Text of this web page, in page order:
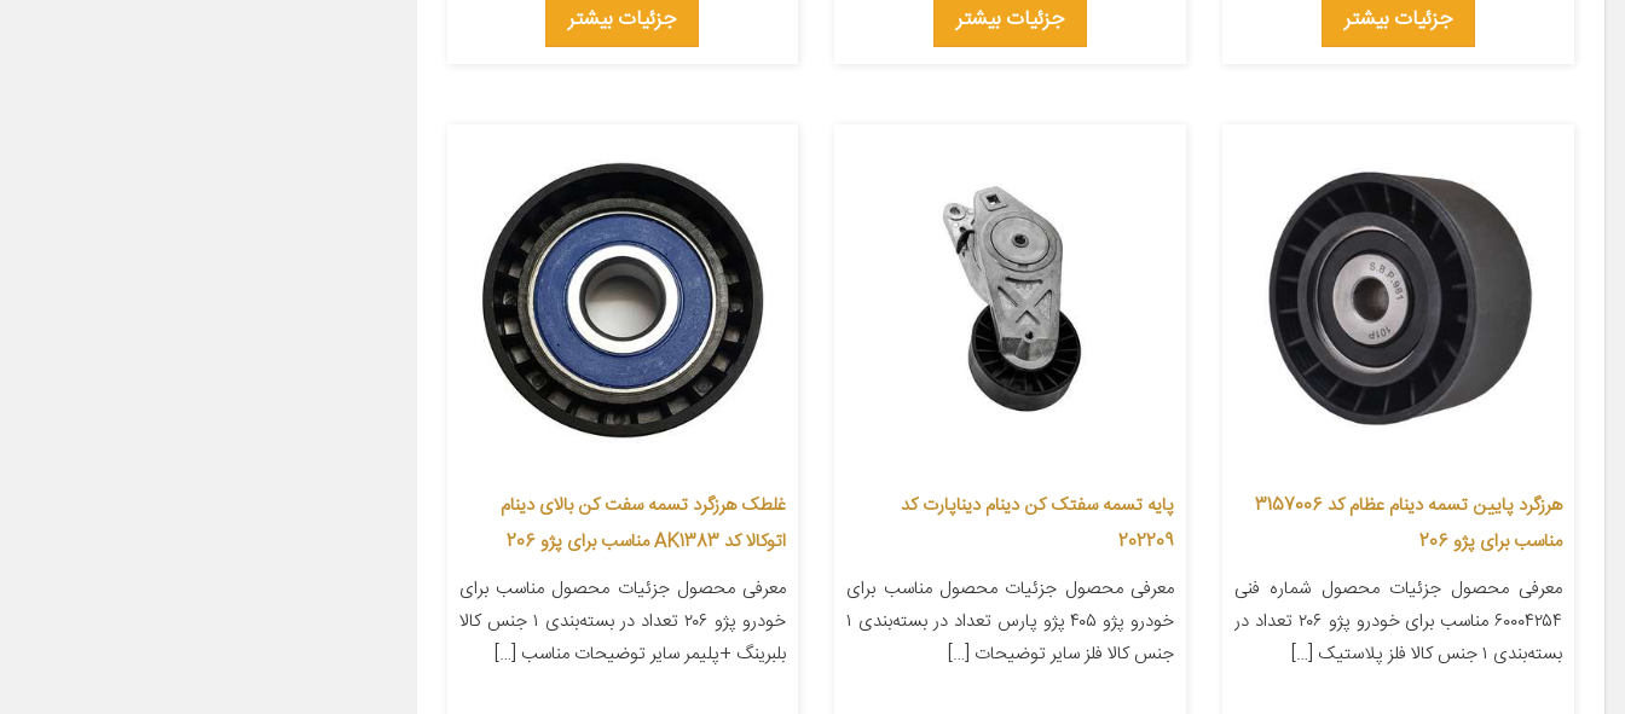
جزئیات بیشتر جزئیات بیشتر جزئیات بیشتر
هرزگرد پایین تسمه دینام عظام کد 3157006
مناسب برای پژو 206
معرفی محصول جزئیات محصول شماره فنی
۶۰۰۰۴۲۵۴ مناسب برای خودرو پژو ۲۰۶ تعداد در
بسته‌بندی ۱ جنس کالا فلز پلاستیک […]
پایه تسمه سفتک کن دینام دیناپارت کد
202209
معرفی محصول جزئیات محصول مناسب برای
خودرو پژو ۴۰۵ پژو پارس تعداد در بسته‌بندی ۱
جنس کالا فلز سایر توضیحات […]
غلطک هرزگرد تسمه سفت کن بالای دینام
اتوکالا کد AK1383 مناسب برای پژو 206
معرفی محصول جزئیات محصول مناسب برای
خودرو پژو ۲۰۶ تعداد در بسته‌بندی ۱ جنس کالا
بلبرینگ +پلیمر سایر توضیحات مناسب […]